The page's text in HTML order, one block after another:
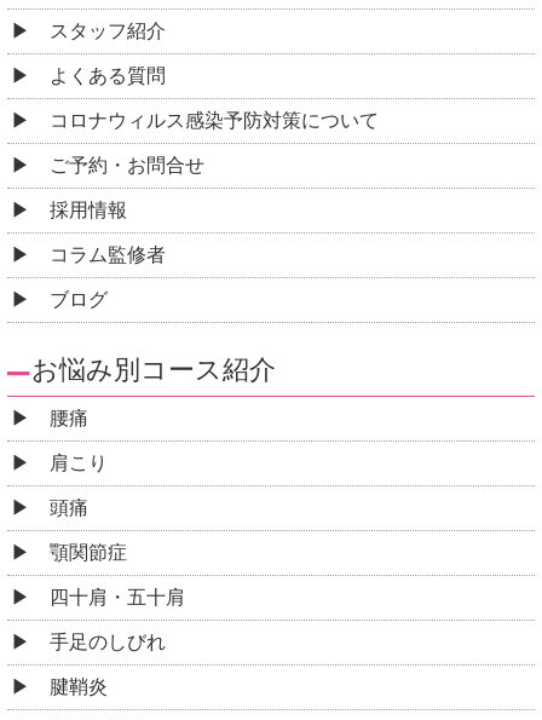
スタッフ紹介
よくある質問
コロナウィルス感染予防対策について
ご予約・お問合せ
採用情報
コラム監修者
ブログ
お悩み別コース紹介
腰痛
肩こり
頭痛
顎関節症
四十肩・五十肩
手足のしびれ
腱鞘炎